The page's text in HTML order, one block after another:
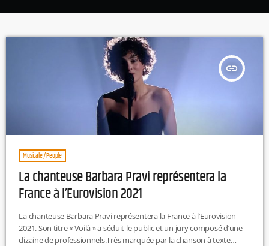
insert_link
Musicale / People
La chanteuse Barbara Pravi représentera la
France à l’Eurovision 2021
La chanteuse Barbara Pravi représentera la France à l’Eurovision
2021. Son titre « Voilà » a séduit le public et un jury composé d’une
dizaine de professionnels.Très marquée par la chanson à texte